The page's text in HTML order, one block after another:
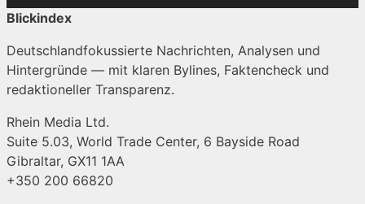
Blickindex
Deutschlandfokussierte Nachrichten, Analysen und
Hintergründe — mit klaren Bylines, Faktencheck und
redaktioneller Transparenz.
Rhein Media Ltd.
Suite 5.03, World Trade Center, 6 Bayside Road
Gibraltar, GX11 1AA
+350 200 66820